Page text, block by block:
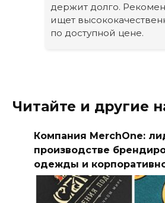
держит долго.
ищет
по доступной цене.
Читайте и другие
Компания MerchOne:
производстве
одежды и